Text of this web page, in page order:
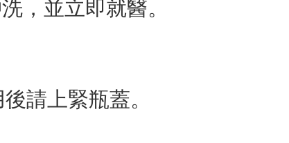
，並立即就醫。
請上緊瓶蓋。